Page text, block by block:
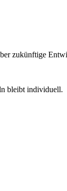
zukünftige
bleibt individuell.